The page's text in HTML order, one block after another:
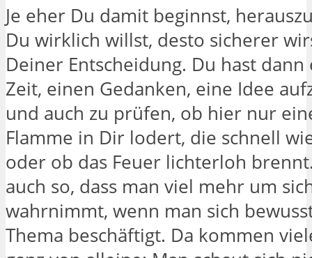
Je eher Du damit beginnst,
Du wirklich willst, desto sicherer
Deiner Entscheidung. Du hast
Zeit, einen Gedanken, eine Idee
und auch zu prüfen, ob hier nur
Flamme in Dir lodert, die schnell
oder ob das Feuer lichterloh
auch so, dass man viel mehr um
wahrnimmt, wenn man sich
Thema beschäftigt. Da kommen